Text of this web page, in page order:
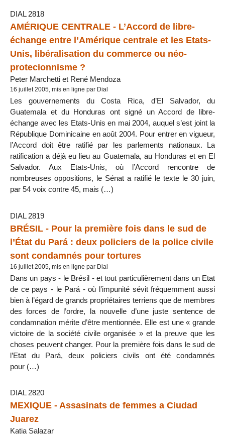
DIAL 2818
AMÉRIQUE CENTRALE - L’Accord de libre-
échange entre l’Amérique centrale et les Etats-
Unis, libéralisation du commerce ou néo-
protecionnisme ?
Peter Marchetti et René Mendoza
16 juillet 2005, mis en ligne par Dial
Les gouvernements du Costa Rica, d’El Salvador, du
Guatemala et du Honduras ont signé un Accord de libre-
échange avec les Etats-Unis en mai 2004, auquel s’est joint la
République Dominicaine en août 2004. Pour entrer en vigueur,
l’Accord doit être ratifié par les parlements nationaux. La
ratification a déjà eu lieu au Guatemala, au Honduras et en El
Salvador. Aux Etats-Unis, où l’Accord rencontre de
nombreuses oppositions, le Sénat a ratifié le texte le 30 juin,
par 54 voix contre 45, mais (…)
DIAL 2819
BRÉSIL - Pour la première fois dans le sud de
l’État du Pará : deux policiers de la police civile
sont condamnés pour tortures
16 juillet 2005, mis en ligne par Dial
Dans un pays - le Brésil - et tout particulièrement dans un Etat
de ce pays - le Pará - où l’impunité sévit fréquemment aussi
bien à l’égard de grands propriétaires terriens que de membres
des forces de l’ordre, la nouvelle d’une juste sentence de
condamnation mérite d’être mentionnée. Elle est une « grande
victoire de la société civile organisée » et la preuve que les
choses peuvent changer. Pour la première fois dans le sud de
l’Etat du Pará, deux policiers civils ont été condamnés
pour (…)
DIAL 2820
MEXIQUE - Assasinats de femmes a Ciudad
Juarez
Katia Salazar